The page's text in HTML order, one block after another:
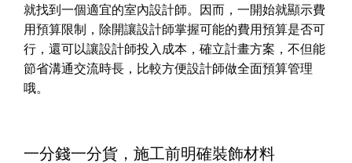
就找到一個適宜的室內設計師。因而，一開始就顯示費
用預算限制，除開讓設計師掌握可能的費用預算是否可
行，還可以讓設計師投入成本，確立計畫方案，不但能
節省溝通交流時長，比較方便設計師做全面預算管理
哦。
一分錢一分貨，施工前明確裝飾材料